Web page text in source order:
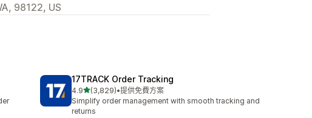
98122, US
17TRACK Order Tracking
4.9滿分 5 顆星
(3,829)
共有 3829 則評價
•提供免費方案
Simplify order management with smooth tracking and
returns